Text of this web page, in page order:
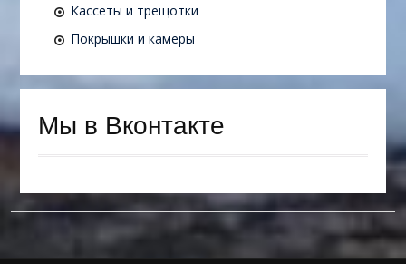
Кассеты и трещотки
Покрышки и камеры
Мы в Вконтакте